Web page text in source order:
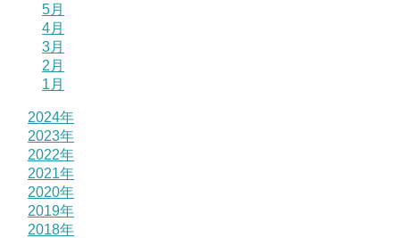
5月
4月
3月
2月
1月
2024年
2023年
2022年
2021年
2020年
2019年
2018年